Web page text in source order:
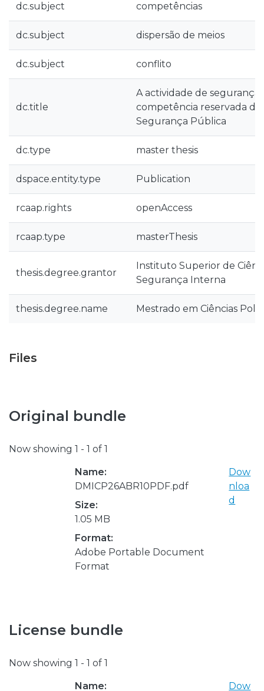
dc.subject competências
dc.subject dispersão de meios
dc.subject conflito
dc.title
A actividade de segurança
competência reservada da
Segurança Pública
dc.type master thesis
dspace.entity.type Publication
rcaap.rights openAccess
rcaap.type masterThesis
thesis.degree.grantor
Instituto Superior de
Segurança Interna
thesis.degree.name Mestrado em Ciências
Files
Original bundle
Now showing 1 - 1 of 1
Name:
DMICP26ABR10PDF.pdf
Size:
1.05 MB
Format:
Adobe Portable Document
Format
Dow
nloa
d
License bundle
Now showing 1 - 1 of 1
Name:
Dow